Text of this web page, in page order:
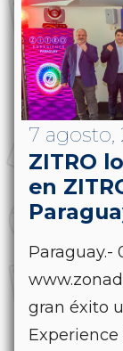
7 agosto,
ZITRO
en
Paraguay.-
gran éxito